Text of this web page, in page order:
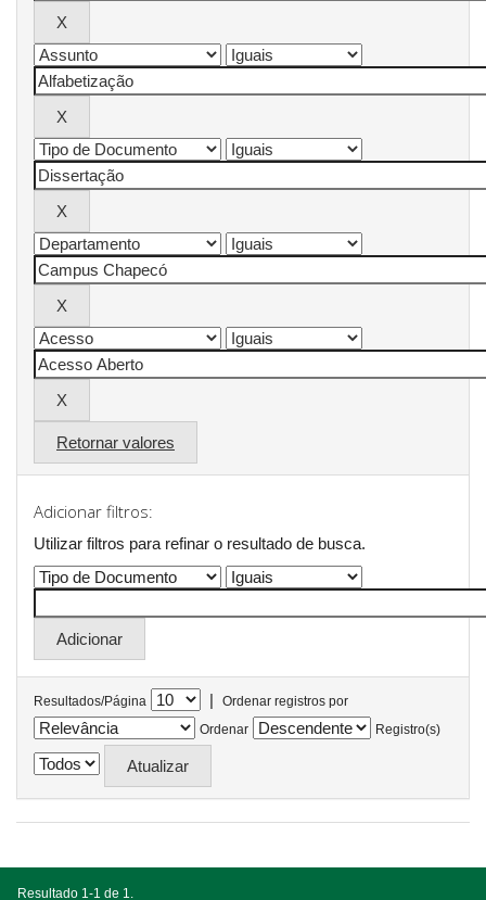
Retornar valores
Adicionar filtros:
Utilizar filtros para refinar o resultado de busca.
Resultados/Página |
Ordenar registros por
Ordenar
Registro(s)
Resultado 1-1 de 1.